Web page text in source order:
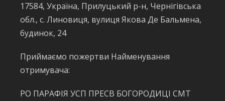
17584, Україна, Прилуцький р-н, Чернігівська
обл., с. Линовиця, вулиця Якова Де Бальмена,
будинок, 24
Приймаємо пожертви Найменування
отримувача:
РО ПАРАФІЯ УСП ПРЕСВ БОГОРОДИЦІ СМТ